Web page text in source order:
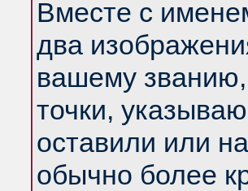
Вместе с
два
вашему званию,
точки,
оставили или
обычно более